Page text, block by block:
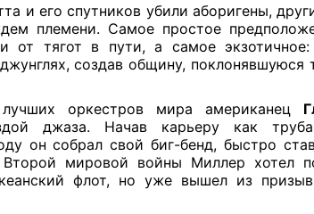
и его спутников убили аборигены,
племени. Самое простое
от тягот в пути, а самое
создав общину, поклонявшуюся
оркестров мира американец
джаза. Начав карьеру как
он собрал свой биг-бенд, быстро
мировой войны Миллер хотел
флот, но уже вышел из